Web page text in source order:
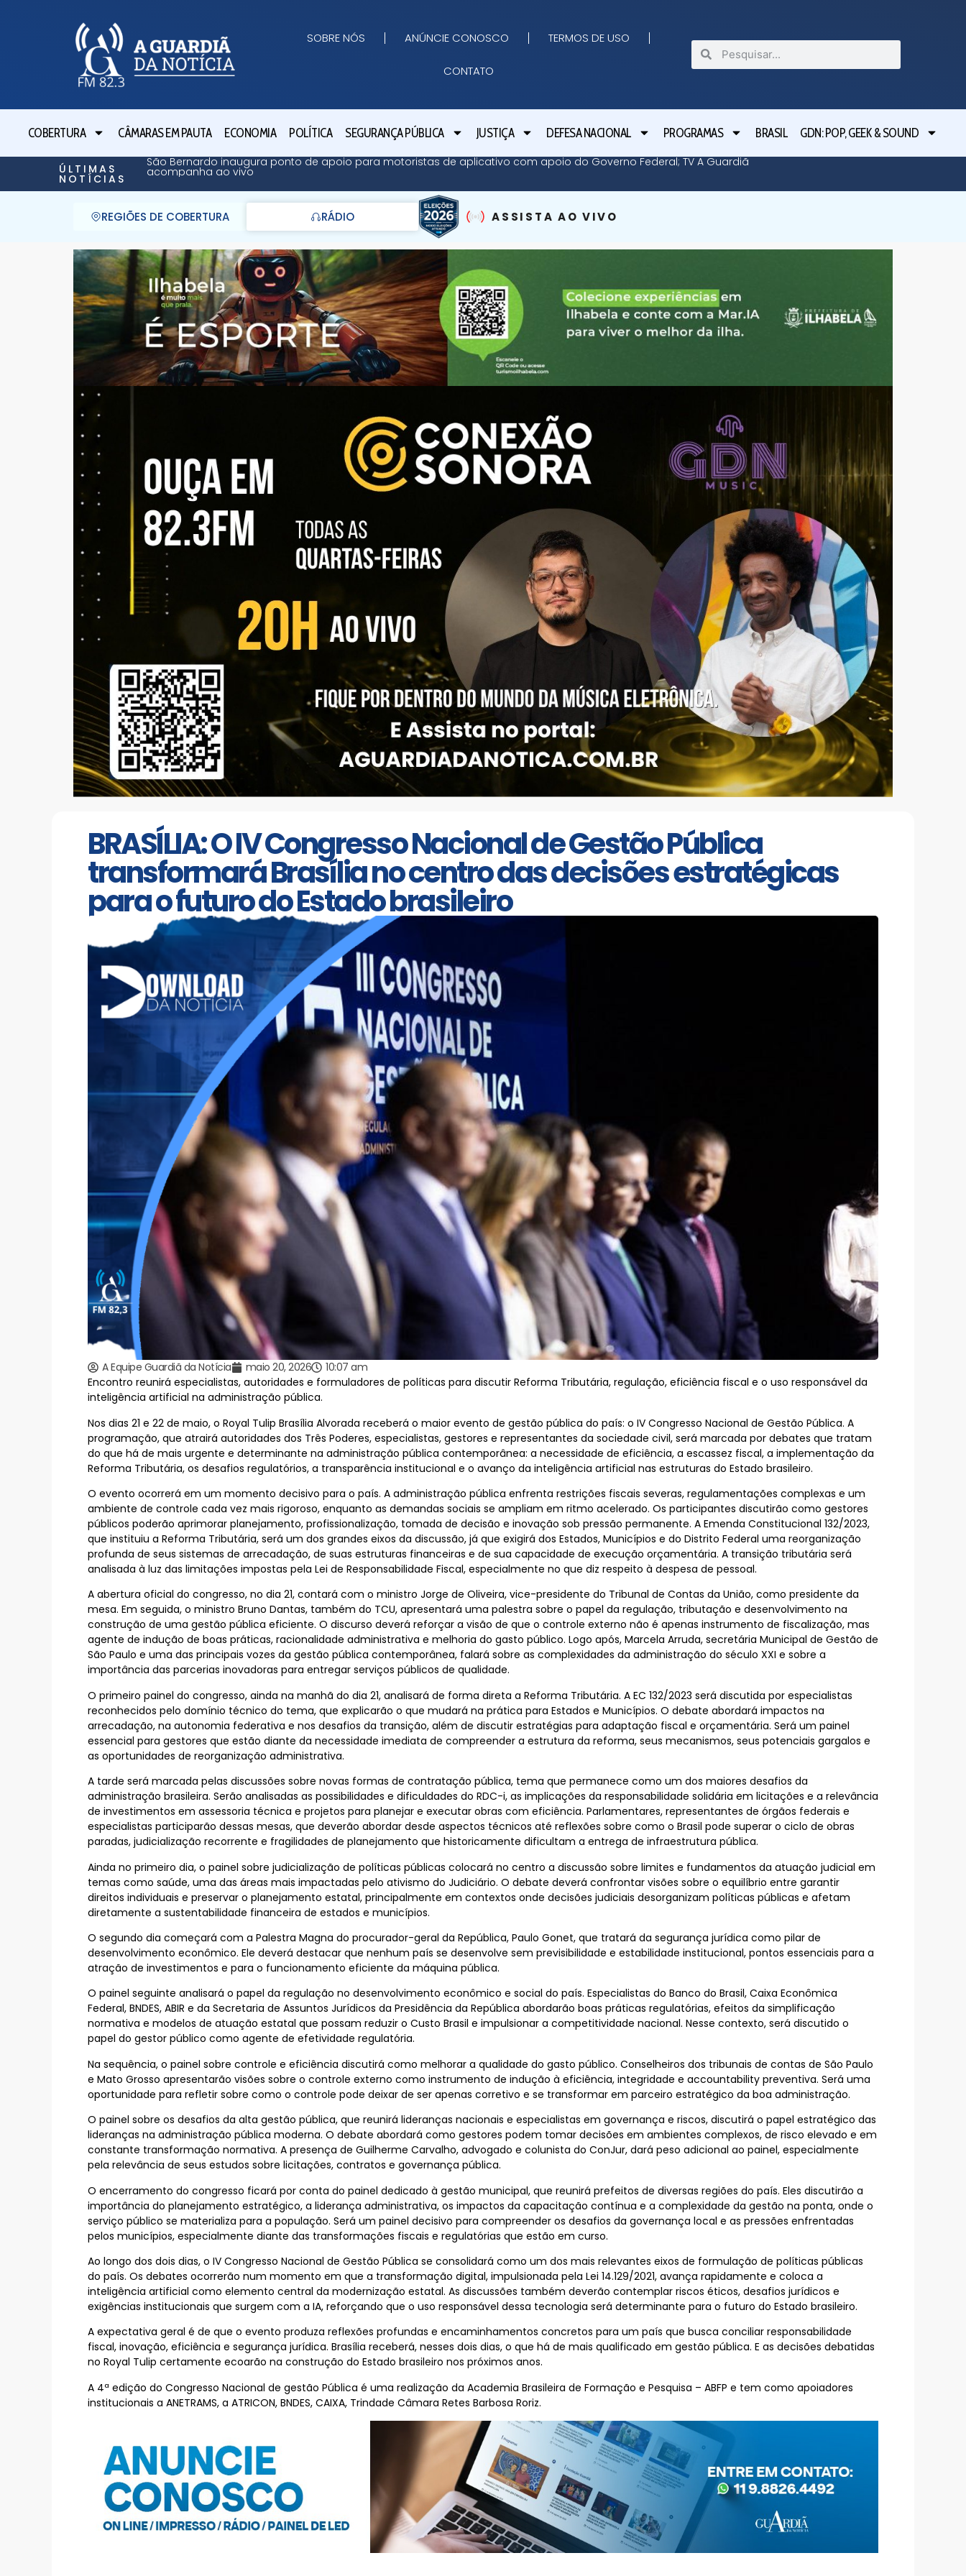
SOBRE NÓS ANÚNCIE CONOSCO TERMOS DE USO
CONTATO
COBERTURA CÂMARAS EM PAUTA ECONOMIA POLÍTICA SEGURANÇA PÚBLICA JUSTIÇA DEFESA NACIONAL PROGRAMAS BRASIL GDN: POP, GEEK & SOUND
ÚLTIMAS
NOTÍCIAS
São Bernardo inaugura ponto de apoio para motoristas de aplicativo com apoio do Governo Federal; TV A Guardiã
acompanha ao vivo
REGIÕES DE COBERTURA RÁDIO ASSISTA AO VIVO
BRASÍLIA: O IV Congresso Nacional de Gestão Pública
transformará Brasília no centro das decisões estratégicas
para o futuro do Estado brasileiro
A Equipe Guardiã da Notícia maio 20, 2026
10:07 am
Encontro reunirá especialistas, autoridades e formuladores de políticas para discutir Reforma Tributária, regulação, eficiência fiscal e o uso responsável da
inteligência artificial na administração pública.
Nos dias 21 e 22 de maio, o Royal Tulip Brasília Alvorada receberá o maior evento de gestão pública do país: o IV Congresso Nacional de Gestão Pública. A
programação, que atrairá autoridades dos Três Poderes, especialistas, gestores e representantes da sociedade civil, será marcada por debates que tratam
do que há de mais urgente e determinante na administração pública contemporânea: a necessidade de eficiência, a escassez fiscal, a implementação da
Reforma Tributária, os desafios regulatórios, a transparência institucional e o avanço da inteligência artificial nas estruturas do Estado brasileiro.
O evento ocorrerá em um momento decisivo para o país. A administração pública enfrenta restrições fiscais severas, regulamentações complexas e um
ambiente de controle cada vez mais rigoroso, enquanto as demandas sociais se ampliam em ritmo acelerado. Os participantes discutirão como gestores
públicos poderão aprimorar planejamento, profissionalização, tomada de decisão e inovação sob pressão permanente. A Emenda Constitucional 132/2023,
que instituiu a Reforma Tributária, será um dos grandes eixos da discussão, já que exigirá dos Estados, Municípios e do Distrito Federal uma reorganização
profunda de seus sistemas de arrecadação, de suas estruturas financeiras e de sua capacidade de execução orçamentária. A transição tributária será
analisada à luz das limitações impostas pela Lei de Responsabilidade Fiscal, especialmente no que diz respeito à despesa de pessoal.
A abertura oficial do congresso, no dia 21, contará com o ministro Jorge de Oliveira, vice-presidente do Tribunal de Contas da União, como presidente da
mesa. Em seguida, o ministro Bruno Dantas, também do TCU, apresentará uma palestra sobre o papel da regulação, tributação e desenvolvimento na
construção de uma gestão pública eficiente. O discurso deverá reforçar a visão de que o controle externo não é apenas instrumento de fiscalização, mas
agente de indução de boas práticas, racionalidade administrativa e melhoria do gasto público. Logo após, Marcela Arruda, secretária Municipal de Gestão de
São Paulo e uma das principais vozes da gestão pública contemporânea, falará sobre as complexidades da administração do século XXI e sobre a
importância das parcerias inovadoras para entregar serviços públicos de qualidade.
O primeiro painel do congresso, ainda na manhã do dia 21, analisará de forma direta a Reforma Tributária. A EC 132/2023 será discutida por especialistas
reconhecidos pelo domínio técnico do tema, que explicarão o que mudará na prática para Estados e Municípios. O debate abordará impactos na
arrecadação, na autonomia federativa e nos desafios da transição, além de discutir estratégias para adaptação fiscal e orçamentária. Será um painel
essencial para gestores que estão diante da necessidade imediata de compreender a estrutura da reforma, seus mecanismos, seus potenciais gargalos e
as oportunidades de reorganização administrativa.
A tarde será marcada pelas discussões sobre novas formas de contratação pública, tema que permanece como um dos maiores desafios da
administração brasileira. Serão analisadas as possibilidades e dificuldades do RDC-i, as implicações da responsabilidade solidária em licitações e a relevância
de investimentos em assessoria técnica e projetos para planejar e executar obras com eficiência. Parlamentares, representantes de órgãos federais e
especialistas participarão dessas mesas, que deverão abordar desde aspectos técnicos até reflexões sobre como o Brasil pode superar o ciclo de obras
paradas, judicialização recorrente e fragilidades de planejamento que historicamente dificultam a entrega de infraestrutura pública.
Ainda no primeiro dia, o painel sobre judicialização de políticas públicas colocará no centro a discussão sobre limites e fundamentos da atuação judicial em
temas como saúde, uma das áreas mais impactadas pelo ativismo do Judiciário. O debate deverá confrontar visões sobre o equilíbrio entre garantir
direitos individuais e preservar o planejamento estatal, principalmente em contextos onde decisões judiciais desorganizam políticas públicas e afetam
diretamente a sustentabilidade financeira de estados e municípios.
O segundo dia começará com a Palestra Magna do procurador-geral da República, Paulo Gonet, que tratará da segurança jurídica como pilar de
desenvolvimento econômico. Ele deverá destacar que nenhum país se desenvolve sem previsibilidade e estabilidade institucional, pontos essenciais para a
atração de investimentos e para o funcionamento eficiente da máquina pública.
O painel seguinte analisará o papel da regulação no desenvolvimento econômico e social do país. Especialistas do Banco do Brasil, Caixa Econômica
Federal, BNDES, ABIR e da Secretaria de Assuntos Jurídicos da Presidência da República abordarão boas práticas regulatórias, efeitos da simplificação
normativa e modelos de atuação estatal que possam reduzir o Custo Brasil e impulsionar a competitividade nacional. Nesse contexto, será discutido o
papel do gestor público como agente de efetividade regulatória.
Na sequência, o painel sobre controle e eficiência discutirá como melhorar a qualidade do gasto público. Conselheiros dos tribunais de contas de São Paulo
e Mato Grosso apresentarão visões sobre o controle externo como instrumento de indução à eficiência, integridade e accountability preventiva. Será uma
oportunidade para refletir sobre como o controle pode deixar de ser apenas corretivo e se transformar em parceiro estratégico da boa administração.
O painel sobre os desafios da alta gestão pública, que reunirá lideranças nacionais e especialistas em governança e riscos, discutirá o papel estratégico das
lideranças na administração pública moderna. O debate abordará como gestores podem tomar decisões em ambientes complexos, de risco elevado e em
constante transformação normativa. A presença de Guilherme Carvalho, advogado e colunista do ConJur, dará peso adicional ao painel, especialmente
pela relevância de seus estudos sobre licitações, contratos e governança pública.
O encerramento do congresso ficará por conta do painel dedicado à gestão municipal, que reunirá prefeitos de diversas regiões do país. Eles discutirão a
importância do planejamento estratégico, a liderança administrativa, os impactos da capacitação contínua e a complexidade da gestão na ponta, onde o
serviço público se materializa para a população. Será um painel decisivo para compreender os desafios da governança local e as pressões enfrentadas
pelos municípios, especialmente diante das transformações fiscais e regulatórias que estão em curso.
Ao longo dos dois dias, o IV Congresso Nacional de Gestão Pública se consolidará como um dos mais relevantes eixos de formulação de políticas públicas
do país. Os debates ocorrerão num momento em que a transformação digital, impulsionada pela Lei 14.129/2021, avança rapidamente e coloca a
inteligência artificial como elemento central da modernização estatal. As discussões também deverão contemplar riscos éticos, desafios jurídicos e
exigências institucionais que surgem com a IA, reforçando que o uso responsável dessa tecnologia será determinante para o futuro do Estado brasileiro.
A expectativa geral é de que o evento produza reflexões profundas e encaminhamentos concretos para um país que busca conciliar responsabilidade
fiscal, inovação, eficiência e segurança jurídica. Brasília receberá, nesses dois dias, o que há de mais qualificado em gestão pública. E as decisões debatidas
no Royal Tulip certamente ecoarão na construção do Estado brasileiro nos próximos anos.
A 4ª edição do Congresso Nacional de gestão Pública é uma realização da Academia Brasileira de Formação e Pesquisa – ABFP e tem como apoiadores
institucionais a ANETRAMS, a ATRICON, BNDES, CAIXA, Trindade Câmara Retes Barbosa Roriz.